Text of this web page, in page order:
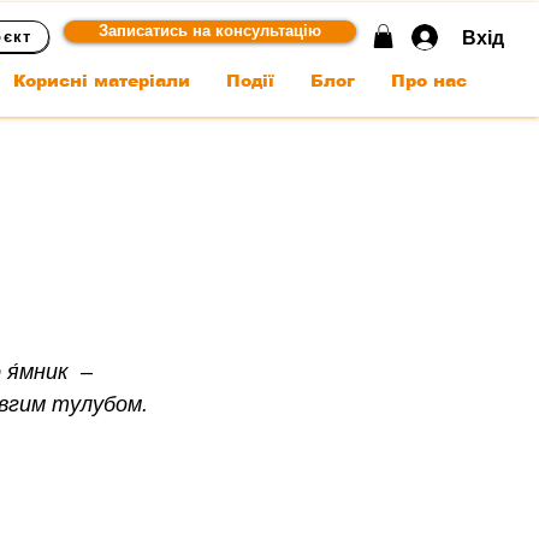
Записатись на консультацію Вхід
Корисні матеріали Події Блог Про нас
я́мник –
тулубом.